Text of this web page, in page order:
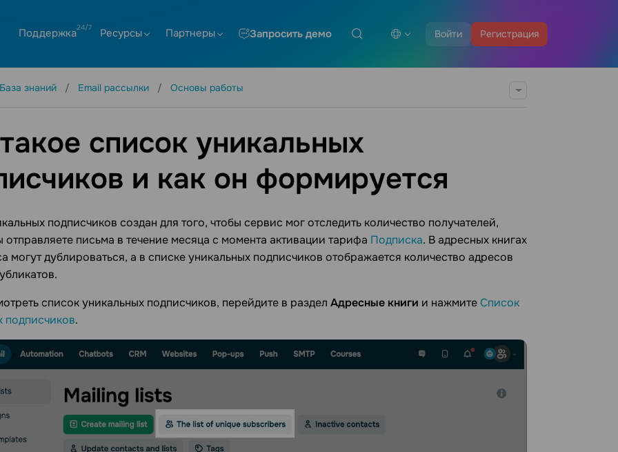
Войти Регистрация
Поддержка Ресурсы Партнеры Запросить демо
База знаний Email рассылки Основы работы
список уникальных
и как он формируется
подписчиков создан для того, чтобы сервис мог отследить количество получателей,
отправляете письма в течение месяца с момента активации тарифа Подписка. В адресных книгах
могут дублироваться, а в списке уникальных подписчиков отображается количество адресов
список уникальных подписчиков, перейдите в раздел Адресные книги и нажмитеСписок
подписчиков.